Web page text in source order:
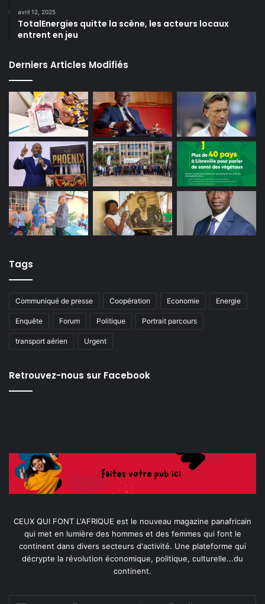
avril 12, 2025
TotalEnergies quitte la scène, les acteurs locaux
entrent en jeu
Derniers Articles Modifiés
Tags
Communiqué de presse Coopération Economie Energie
Enquête Forum Politique Portrait parcours
transport aérien Urgent
Retrouvez-nous sur Facebook
CEUX QUI FONT L'AFRIQUE est le nouveau magazine panafricain
qui met en lumière des hommes et des femmes qui font le
continent dans divers secteurs d'activité. Une plateforme qui
décrypte la révolution économique, politique, culturelle...du
continent.